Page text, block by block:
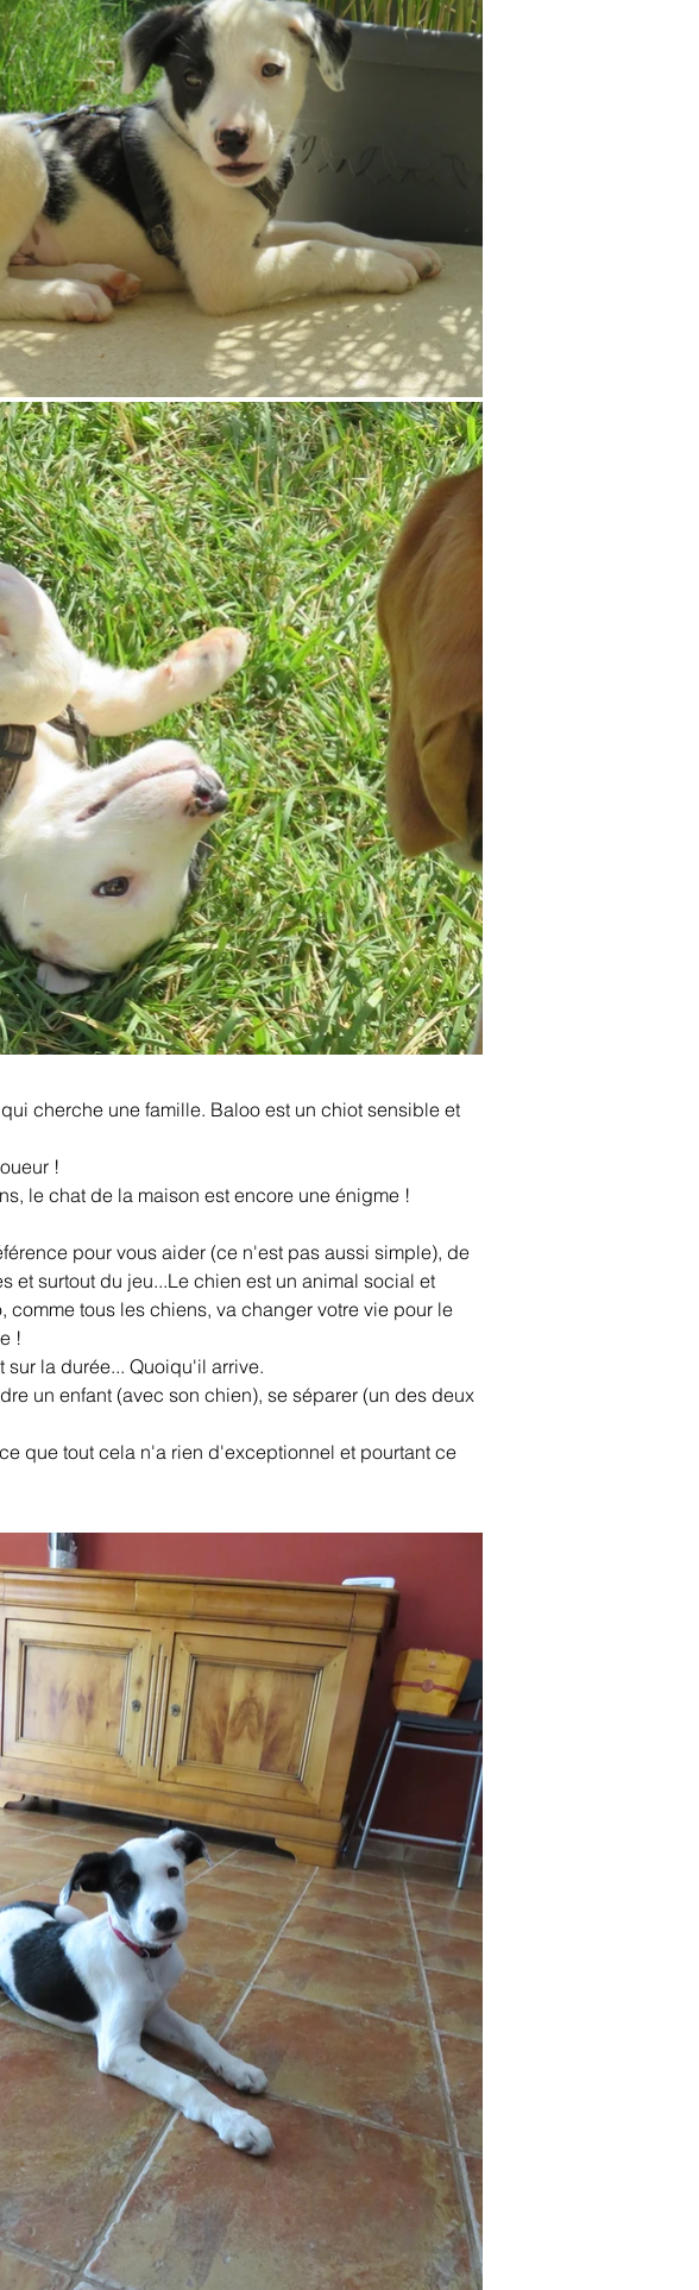
cherche une famille. Baloo est un chiot sensible et
!
le chat de la maison est encore une énigme !
pour vous aider (ce n'est pas aussi simple), de
surtout du jeu...Le chien est un animal social et
tous les chiens, va changer votre vie pour le
!
la durée... Quoiqu'il arrive.
un enfant (avec son chien), se séparer (un des deux
que tout cela n'a rien d'exceptionnel et pourtant ce